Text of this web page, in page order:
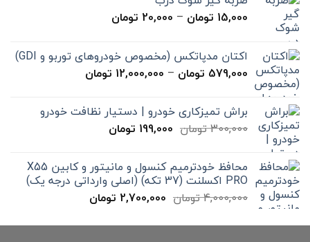
15,000 تومان –
20,000 تومان
تا
20,000 تومان
اکتان مدپاتکس (مخصوص خودروهای توربو و GDI)
579,000 تومان –
12,000,000 تومان
تا
براش تمیزکاری خودرو | دستیار نظافت خودرو
300,000تومان قیمت
بود.
199,000 تومانقیمت
199,000 تومان
است. محافظ خودترمیم کنسول و مانیتور و کابین X55
PRO اکسلنت (37 تکه) (اصلی وارداتی درجه یک)
4,000,000تومان قیمت
4,000,000 تومان
2,700,000 تومانقیمت
2,700,000 تومان